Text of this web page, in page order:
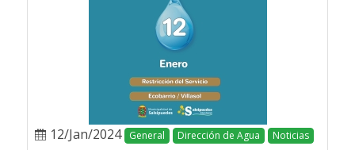
12/Jan/2024 General Dirección de Agua Noticias